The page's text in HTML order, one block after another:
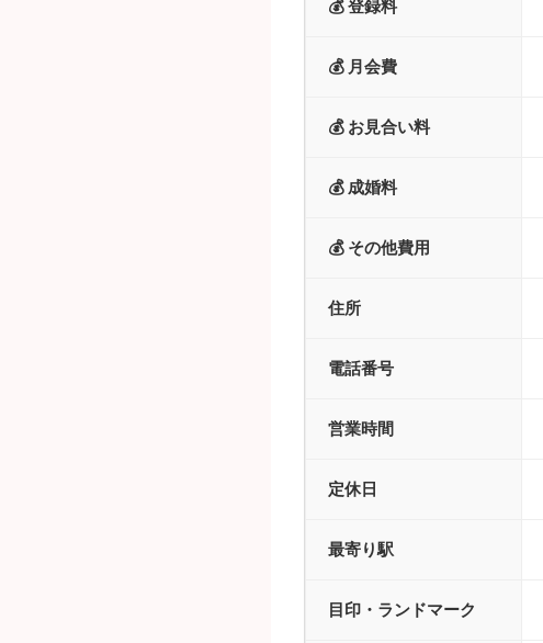
💰 登録料
💰 月会費
💰 お見合い料
💰 成婚料
💰 その他費用
住所
電話番号
営業時間
定休日
最寄り駅
目印・ランドマーク